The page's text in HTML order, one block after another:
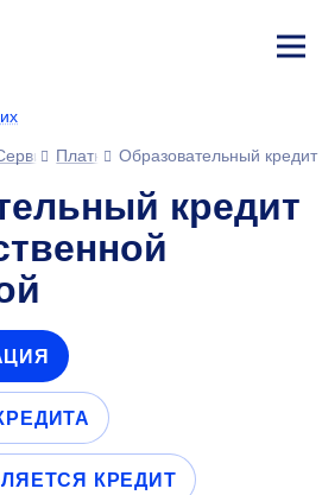
ине
офисдля обучающихся
Платное обучение
Образовательный
кредит
КРЕДИТ